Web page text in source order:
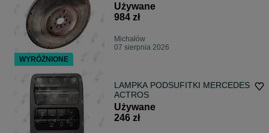
Używane
984 zł
Michałów
07 sierpnia 2026
LAMPKA PODSUFITKI MERCEDES
ACTROS
Używane
246 zł
WYRÓŻNIONE